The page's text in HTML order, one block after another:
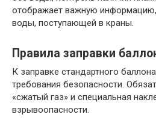
отображает важную информацию,
воды, поступающей в краны.
Правила заправки
К заправке стандартного
требования безопасности.
«сжатый газ» и специальная
взрывоопасности.